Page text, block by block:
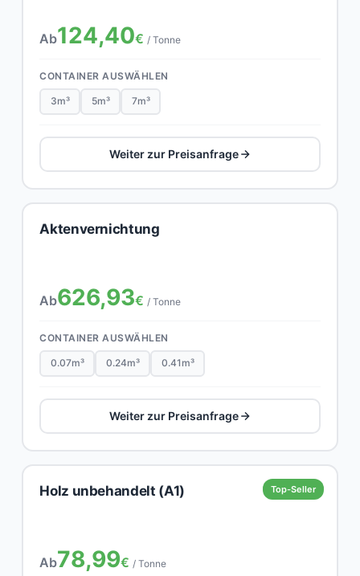
Ab124,40€ / Tonne
CONTAINER AUSWÄHLEN
3m³ 5m³ 7m³
Weiter zur Preisanfrage
Aktenvernichtung
Ab626,93€ / Tonne
CONTAINER AUSWÄHLEN
0.07m³ 0.24m³ 0.41m³
Weiter zur Preisanfrage
Top-Seller
Holz unbehandelt (A1)
Ab78,99€ / Tonne